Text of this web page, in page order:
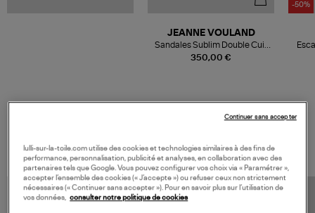
350,00 €
JEANNE VOULAND
Sandales Sublim Double Cuir
Verni Pailleté Neptuno,
-50%
lulli-sur-la-toile.com utilise des cookies et technologies similaires à des fins de
performance, personnalisation, publicité et analyses, en collaboration avec des
partenaires tels que Google. Vous pouvez configurer vos choix via « Paramétrer »,
accepter l’ensemble des cookies (« J’accepte ») ou refuser ceux non strictement
nécessaires (« Continuer sans accepter »). Pour en savoir plus sur l’utilisation de
vos données, consulter notre politique de cookies
Continuer sans accepter